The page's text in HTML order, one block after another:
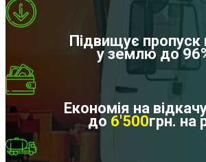
Підвищує пропуск
у землю до
Економія на
до 6'500грн. на